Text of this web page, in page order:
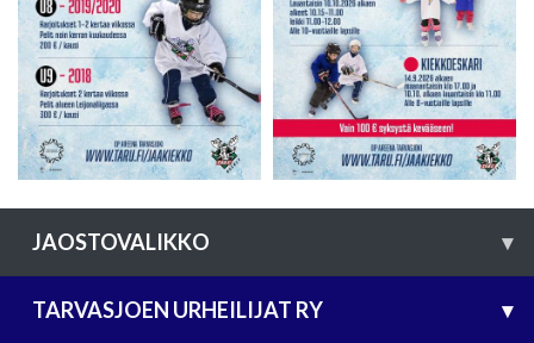
JAOSTOVALIKKO ▾
TARVASJOEN URHEILIJAT RY ▾